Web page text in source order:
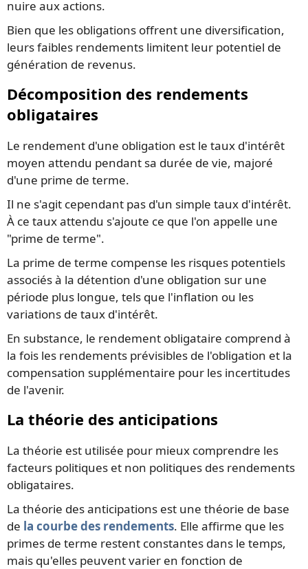
nuire aux actions.
Bien que les obligations offrent une diversification,
leurs faibles rendements limitent leur potentiel de
génération de revenus.
Décomposition des rendements
obligataires
Le rendement d'une obligation est le taux d'intérêt
moyen attendu pendant sa durée de vie, majoré
d'une prime de terme.
Il ne s'agit cependant pas d'un simple taux d'intérêt.
À ce taux attendu s'ajoute ce que l'on appelle une
"prime de terme".
La prime de terme compense les risques potentiels
associés à la détention d'une obligation sur une
période plus longue, tels que l'inflation ou les
variations de taux d'intérêt.
En substance, le rendement obligataire comprend à
la fois les rendements prévisibles de l'obligation et la
compensation supplémentaire pour les incertitudes
de l'avenir.
La théorie des anticipations
La théorie est utilisée pour mieux comprendre les
facteurs politiques et non politiques des rendements
obligataires.
La théorie des anticipations est une théorie de base
de la courbe des rendements. Elle affirme que les
primes de terme restent constantes dans le temps,
mais qu'elles peuvent varier en fonction de